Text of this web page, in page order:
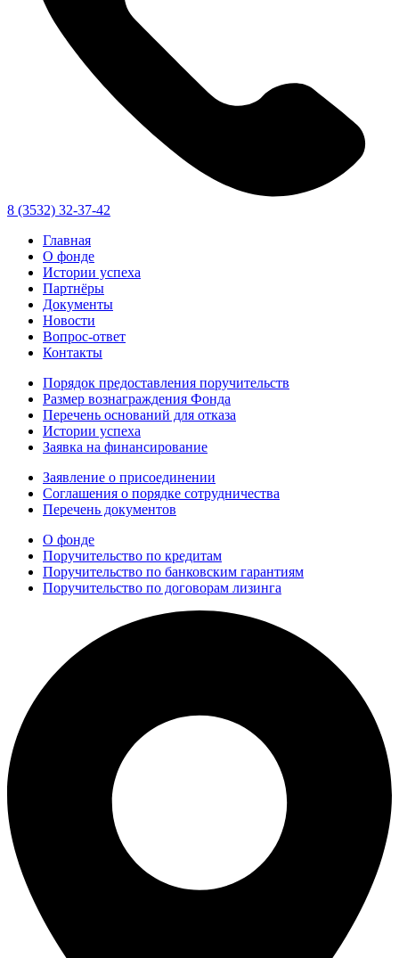
8 (3532) 32-37-42
Главная
О фонде
Истории успеха
Партнёры
Документы
Новости
Вопрос-ответ
Контакты
Порядок предоставления поручительств
Размер вознаграждения Фонда
Перечень оснований для отказа
Истории успеха
Заявка на финансирование
Заявление о присоединении
Соглашения о порядке сотрудничества
Перечень документов
О фонде
Поручительство по кредитам
Поручительство по банковским гарантиям
Поручительство по договорам лизинга